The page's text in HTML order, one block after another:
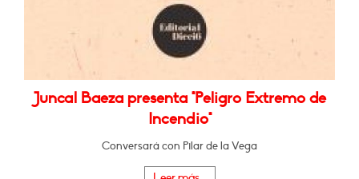
Juncal Baeza presenta "Peligro Extremo de
Incendio"
Conversará con Pilar de la Vega